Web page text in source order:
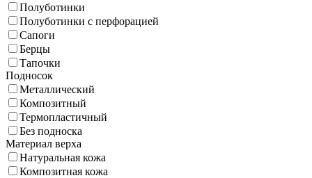
Полуботинки
Полуботинки с перфорацией
Сапоги
Берцы
Тапочки
Подносок
Металлический
Композитный
Термопластичный
Без подноска
Материал верха
Натуральная кожа
Композитная кожа